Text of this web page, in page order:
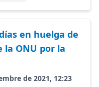
en huelga de
la ONU por la
de 2021, 12:23